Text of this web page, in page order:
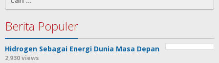
untuk:
Berita Populer
Hidrogen Sebagai Energi Dunia Masa Depan
2,930 views